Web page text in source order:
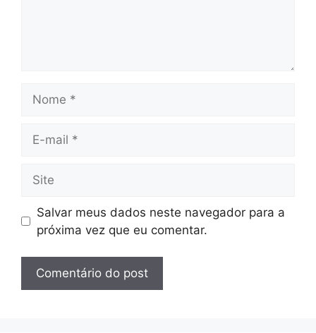
mail
Salvar meus dados neste navegador para a
próxima vez que eu comentar.